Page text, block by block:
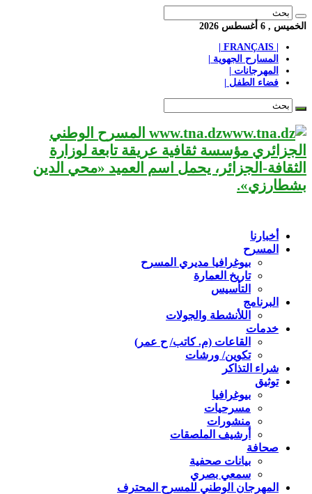
الخميس , 6 أغسطس 2026
المسارح الجهوية |
المهرجانات |
فضاء الطفل |
www.tna.dz المسرح الوطني
الجزائري مؤسسة ثقافية عريقة تابعة لوزارة
الثقافة-الجزائر، يحمل اسم العميد «محي الدين
بشطارزي».
أخبارنا
المسرح
بيوغرافيا مديري المسرح
تاريخ العمارة
التأسيس
البرنامج
اللأنشطة والجولات
خدمات
القاعات (م. كاتب/ ح عمر)
تكوين/ ورشات
شراء التذاكر
توثيق
بيوغرافيا
مسرحيات
منشورات
أرشيف الملصقات
صحافة
بيانات صحفية
سمعي بصري
المهرجان الوطني للمسرح المحترف